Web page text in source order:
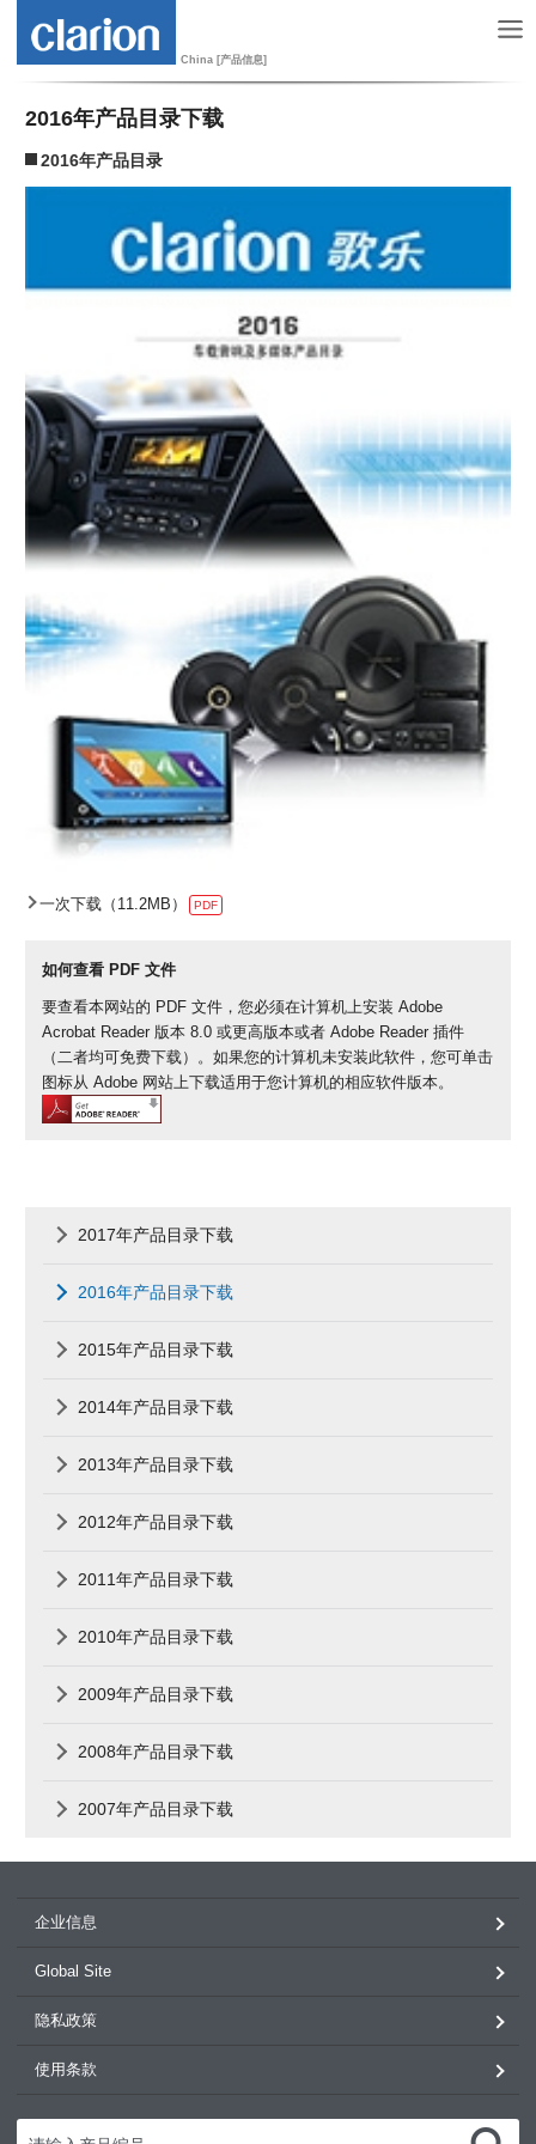
China [产品信息]
2016年产品目录下载
2016年产品目录
一次下载（11.2MB） PDF
如何查看 PDF 文件
要查看本网站的 PDF 文件，您必须在计算机上安装 Adobe
Acrobat Reader 版本 8.0 或更高版本或者 Adobe Reader 插件
（二者均可免费下载）。如果您的计算机未安装此软件，您可单击
图标从 Adobe 网站上下载适用于您计算机的相应软件版本。
2017年产品目录下载
2016年产品目录下载
2015年产品目录下载
2014年产品目录下载
2013年产品目录下载
2012年产品目录下载
2011年产品目录下载
2010年产品目录下载
2009年产品目录下载
2008年产品目录下载
2007年产品目录下载
企业信息
Global Site
隐私政策
使用条款